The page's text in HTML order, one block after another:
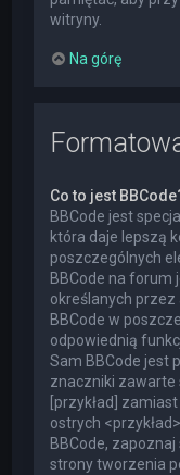
witryny.
Na górę
Co to jest
BBCode jest
która daje lepszą
poszczególnych
BBCode na forum
określanych
BBCode w
odpowiednią
Sam BBCode jest
znaczniki zawarte
[przykład]
ostrych
BBCode,
strony tworzenia